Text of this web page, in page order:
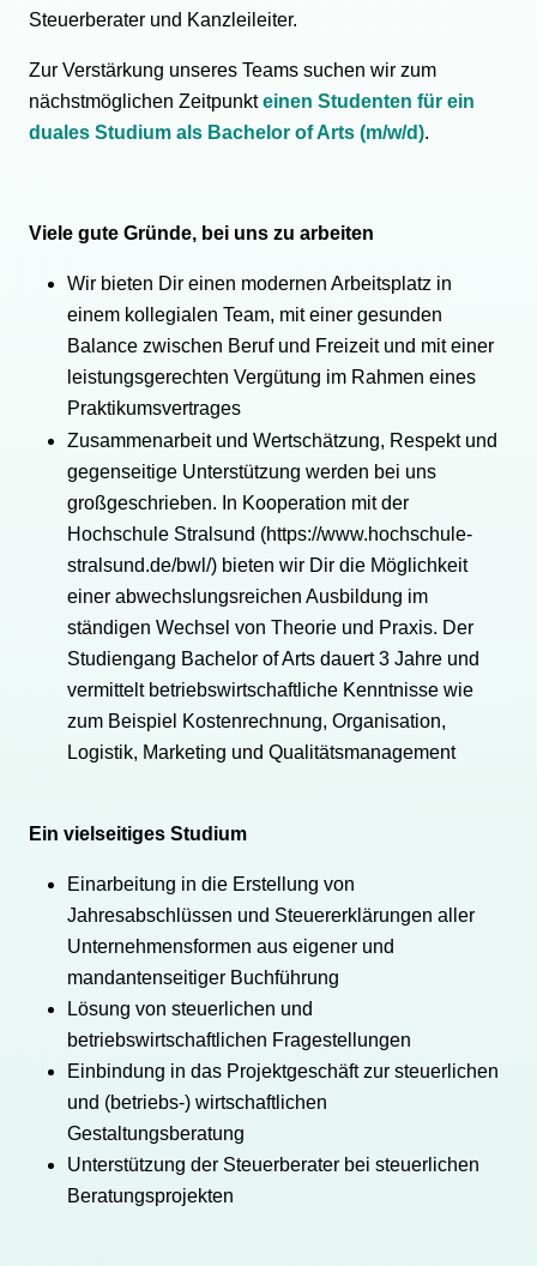
Steuerberater und Kanzleileiter.
Zur Verstärkung unseres Teams suchen wir zum
nächstmöglichen Zeitpunkteinen Studenten für ein
duales Studium als Bachelor of Arts (m/w/d).
Viele gute Gründe, bei uns zu arbeiten
Wir bieten Dir einen modernen Arbeitsplatz in
einem kollegialen Team, mit einer gesunden
Balance zwischen Beruf und Freizeit und mit einer
leistungsgerechten Vergütung im Rahmen eines
Praktikumsvertrages
Zusammenarbeit und Wertschätzung, Respekt und
gegenseitige Unterstützung werden bei uns
großgeschrieben. In Kooperation mit der
Hochschule Stralsund (https://www.hochschule-
stralsund.de/bwl/) bieten wir Dir die Möglichkeit
einer abwechslungsreichen Ausbildung im
ständigen Wechsel von Theorie und Praxis. Der
Studiengang Bachelor of Arts dauert 3 Jahre und
vermittelt betriebswirtschaftliche Kenntnisse wie
zum Beispiel Kostenrechnung, Organisation,
Logistik, Marketing und Qualitätsmanagement
Ein vielseitiges Studium
Einarbeitung in die Erstellung von
Jahresabschlüssen und Steuererklärungen aller
Unternehmensformen aus eigener und
mandantenseitiger Buchführung
Lösung von steuerlichen und
betriebswirtschaftlichen Fragestellungen
Einbindung in das Projektgeschäft zur steuerlichen
und (betriebs-) wirtschaftlichen
Gestaltungsberatung
Unterstützung der Steuerberater bei steuerlichen
Beratungsprojekten